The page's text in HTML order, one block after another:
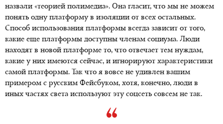
назвали «теорией полимедиа». Она гласит, что мы не можем
понять одну платформу в изоляции от всех остальных.
Способ использования платформы всегда зависит от того,
какие еще платформы доступны членам социума. Люди
находят в новой платформе то, что отвечает тем нуждам,
какие у них имеются сейчас, и игнорируют характеристики
самой платформы. Так что я вовсе не удивлен вашим
примером с русским Фейсбуком, хотя, конечно, люди в
иных частях света используют эту соцсеть совсем не так.